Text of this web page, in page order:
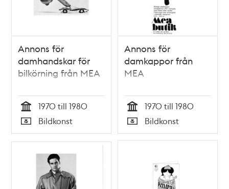
Annons för
damhandskar för
bilkörning från MEA
Tid
1970 till 1980
Typ
Bildkonst
Annons för
damkappor från
MEA
Tid
1970 till 1980
Typ
Bildkonst